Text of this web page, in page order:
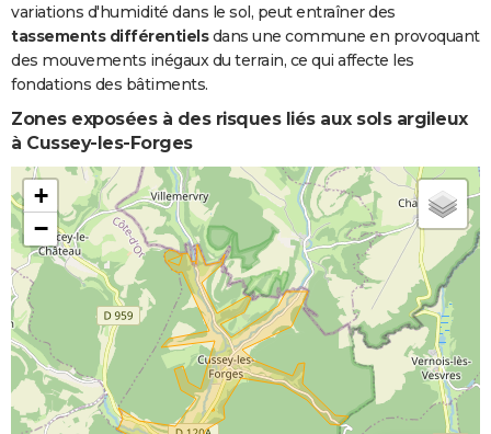
variations d'humidité dans le sol, peut entraîner des
tassements différentielsdans une commune en provoquant
des mouvements inégaux du terrain, ce qui affecte les
fondations des bâtiments.
Zones exposées à des risques liés aux sols argileux
à Cussey-les-Forges
+
−